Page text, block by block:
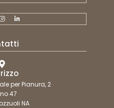
per Pianura, 2
47
NA